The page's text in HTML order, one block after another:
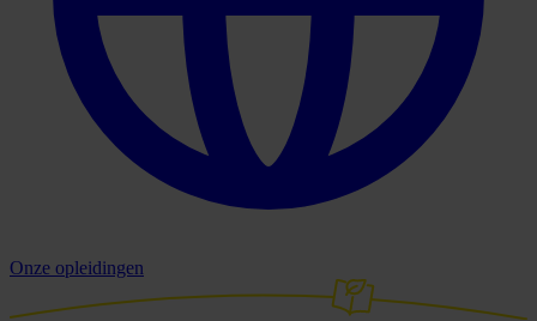
Onze opleidingen